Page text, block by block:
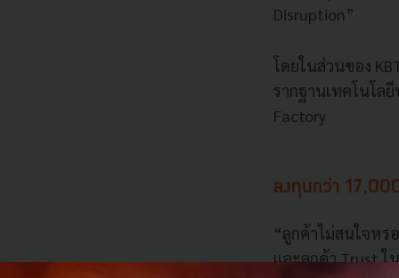
Disruption”
โดยในส่วนของ
รากฐานเทคโนโล
Factory
ลงทุนกว่า
“ลูกค้าไม่สนใจหร
และลูกค้า Trust ใ